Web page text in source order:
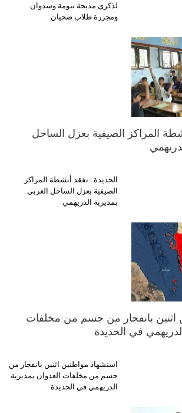
لذكرى مذبحة تنومة وسدوان
ومجزرة طلاب ضحيان
المراكز الصيفية بعزل الساحل
الحديدة.. تفقد أنشطة المراكز
الصيفية بعزل الساحل الغربي
بمديرية الدريهمي
اثنين بانفجار من جسم من مخلفات
في الحديدة
استشهاد مواطنين اثنين بانفجار من
جسم من مخلفات العدوان بمديرية
الدريهمي في الحديدة